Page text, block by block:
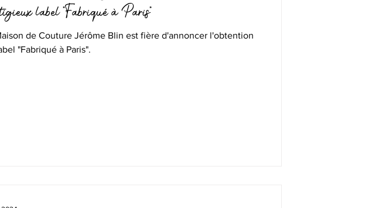
label "Fabriqué à Paris"
de Couture Jérôme Blin est fière d'annoncer l'obtention
"Fabriqué à Paris".